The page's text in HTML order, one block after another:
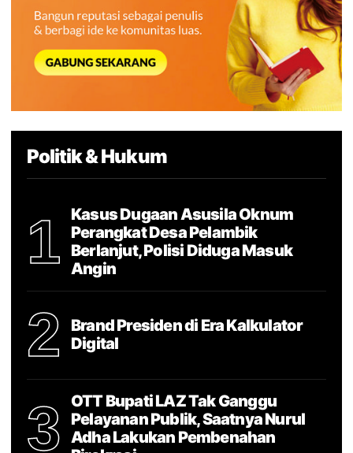
Politik & Hukum
1
Kasus Dugaan Asusila Oknum
Perangkat Desa Pelambik
Berlanjut, Polisi Diduga Masuk
Angin
2
Brand Presiden di Era Kalkulator
Digital
3
OTT Bupati LAZ Tak Ganggu
Pelayanan Publik, Saatnya Nurul
Adha Lakukan Pembenahan